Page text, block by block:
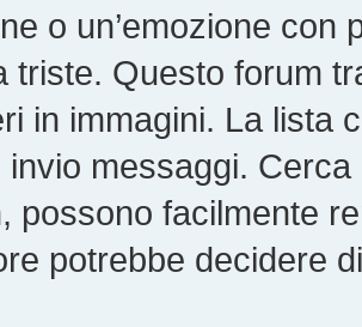
o un’emozione
triste. Questo forum
in immagini. La lista
invio messaggi.
possono facilmente
potrebbe decidere